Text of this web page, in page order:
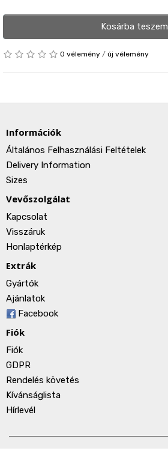
Kosárba teszem
0 vélemény / új vélemény
Információk
Általános Felhasználási Feltételek
Delivery Information
Sizes
Vevőszolgálat
Kapcsolat
Visszáruk
Honlaptérkép
Extrák
Gyártók
Ajánlatok
Facebook
Fiók
Fiók
GDPR
Rendelés követés
Kívánságlista
Hírlevél